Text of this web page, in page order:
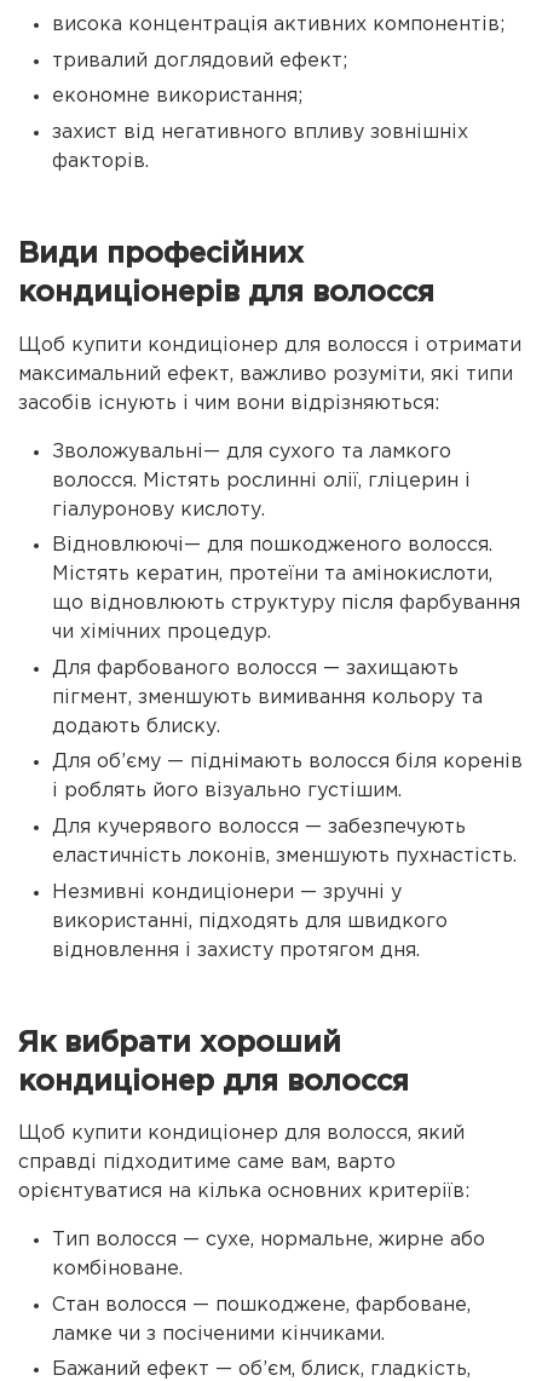
висока концентрація активних компонентів;
тривалий доглядовий ефект;
економне використання;
захист від негативного впливу зовнішніх
факторів.
Види професійних
кондиціонерів для волосся
Щоб купити кондиціонер для волосся і отримати
максимальний ефект, важливо розуміти, які типи
засобів існують і чим вони відрізняються:
Зволожувальні— для сухого та ламкого
волосся. Містять рослинні олії, гліцерин і
гіалуронову кислоту.
Відновлюючі— для пошкодженого волосся.
Містять кератин, протеїни та амінокислоти,
що відновлюють структуру після фарбування
чи хімічних процедур.
Для фарбованого волосся — захищають
пігмент, зменшують вимивання кольору та
додають блиску.
Для об’єму — піднімають волосся біля коренів
і роблять його візуально густішим.
Для кучерявого волосся — забезпечують
еластичність локонів, зменшують пухнастість.
Незмивні кондиціонери — зручні у
використанні, підходять для швидкого
відновлення і захисту протягом дня.
Як вибрати хороший
кондиціонер для волосся
Щоб купити кондиціонер для волосся, який
справді підходитиме саме вам, варто
орієнтуватися на кілька основних критеріїв:
Тип волосся — сухе, нормальне, жирне або
комбіноване.
Стан волосся — пошкоджене, фарбоване,
ламке чи з посіченими кінчиками.
Бажаний ефект — об’єм, блиск, гладкість,